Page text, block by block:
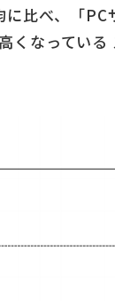
⽐べ、「
くなってい